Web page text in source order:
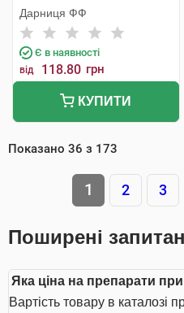
Дарниця ФФ
Є в наявності
від 118.80 грн
КУПИТИ
Показано 36 з 173
1 2 3
Поширені
Яка ціна на препарати
Вартість товару в каталозі